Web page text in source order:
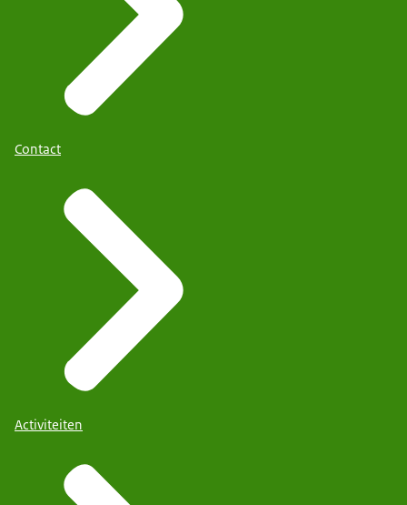
Contact
Activiteiten